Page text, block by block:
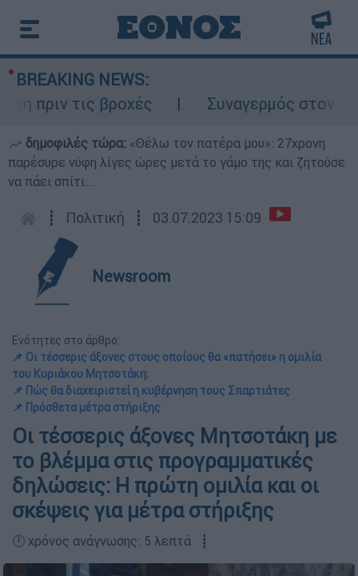
BREAKING NEWS:
τις βροχές
Συναγερμός στον
δημοφιλές τώρα: «Θέλω τον πατέρα μου»: 27χρονη
παρέσυρε νύφη λίγες ώρες μετά το γάμο της και ζητούσε
να πάει σπίτι...
┋ Πολιτική ┋ 03.07.2023 15:09
Newsroom
Ενότητες στο άρθρο:
📌 Οι τέσσερις άξονες στους οποίους θα «πατήσει» η ομιλία
του Κυριάκου Μητσοτάκη:
📌 Πώς θα διαχειριστεί η κυβέρνηση τους Σπαρτιάτες
📌 Πρόσθετα μέτρα στήριξης
Οι τέσσερις άξονες Μητσοτάκη με
το βλέμμα στις προγραμματικές
δηλώσεις: Η πρώτη ομιλία και οι
σκέψεις για μέτρα στήριξης
🕛 χρόνος ανάγνωσης: 5 λεπτά ┋